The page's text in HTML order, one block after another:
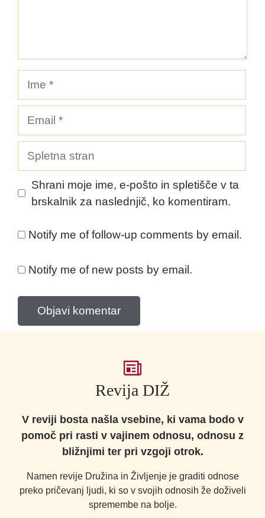
Spletna
stran
Shrani moje ime, e-pošto in spletišče v ta
brskalnik za naslednjič, ko komentiram.
Notify me of follow-up comments by email.
Notify me of new posts by email.
Revija DIŽ
V reviji bosta našla vsebine, ki vama bodo v
pomoč pri rasti v vajinem odnosu, odnosu z
bližnjimi ter pri vzgoji otrok.
Namen revije Družina in Življenje je graditi odnose
preko pričevanj ljudi, ki so v svojih odnosih že doživeli
spremembe na bolje.